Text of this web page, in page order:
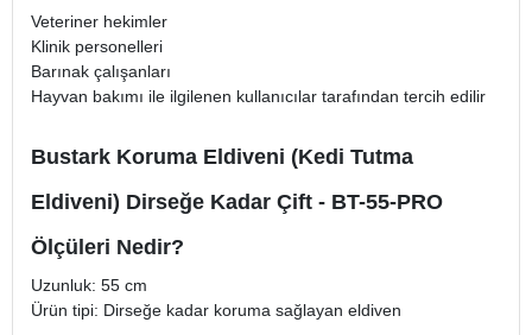
Veteriner hekimler
Klinik personelleri
Barınak çalışanları
Hayvan bakımı ile ilgilenen kullanıcılar tarafından tercih edilir
Bustark Koruma Eldiveni (Kedi Tutma
Eldiveni) Dirseğe Kadar Çift - BT-55-PRO
Ölçüleri Nedir?
Uzunluk: 55 cm
Ürün tipi: Dirseğe kadar koruma sağlayan eldiven